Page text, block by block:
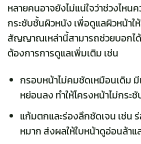
หลายคนอาจยังไม่แน่ใจว่าช่วงไหน
กระชับชั้นผิวหนัง เพื่อดูแลผิวหน้าใ
สัญญาณเหล่านี้สามารถช่วยบอกไ
ต้องการการดูแลเพิ่มเติม เช่น
กรอบหน้าไม่คมชัดเหมือนเดิม
หย่อนลง ทำให้โครงหน้าไม่กระชั
แก้มตกและร่องลึกชัดเจน เช่น
หมาก ส่งผลให้ใบหน้าดูอ่อนล้า